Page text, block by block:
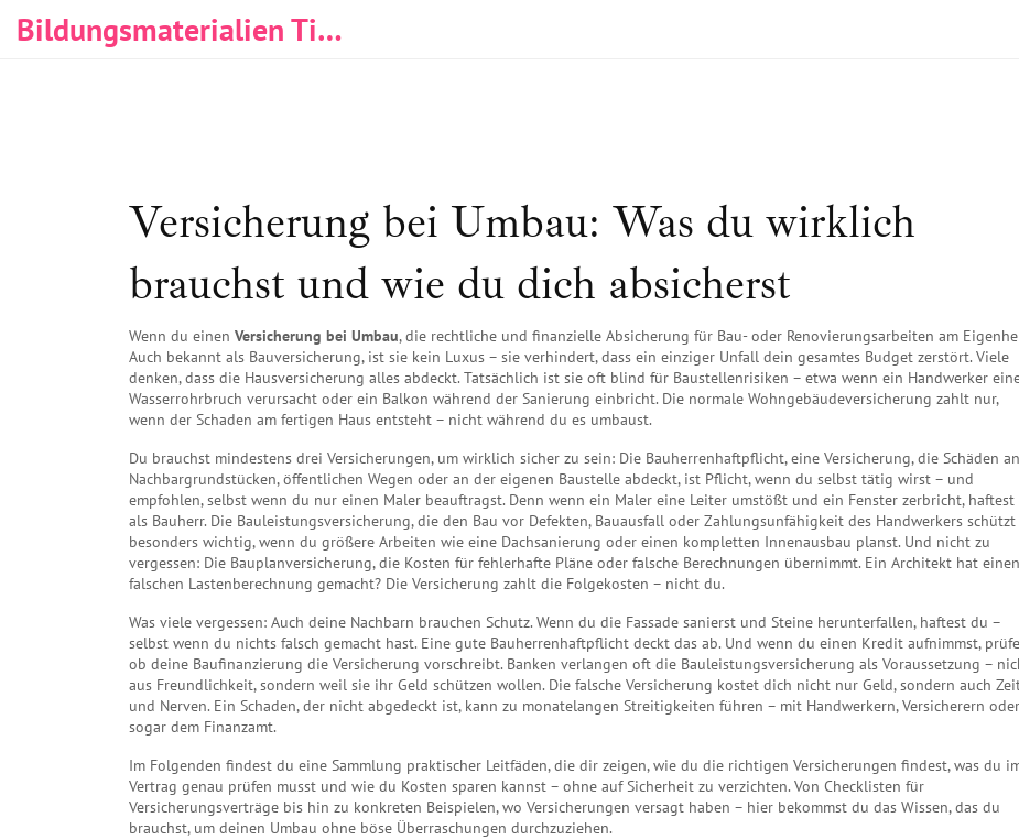
Bildungsmaterialien Tischlerei & Immobilien
Versicherung bei Umbau: Was du wirklich
brauchst und wie du dich absicherst
Wenn du einen Versicherung bei Umbau,die rechtliche und finanzielle Absicherung für Bau- oder Renovierungsarbeiten am
Auch bekannt als Bauversicherung, ist sie kein Luxus – sie verhindert, dass ein einziger Unfall dein gesamtes Budget zerstört. Viele
denken, dass die Hausversicherung alles abdeckt. Tatsächlich ist sie oft blind für Baustellenrisiken – etwa wenn ein Handwerker
Wasserrohrbruch verursacht oder ein Balkon während der Sanierung einbricht. Die normale Wohngebäudeversicherung zahlt nur,
wenn der Schaden am fertigen Haus entsteht – nicht während du es umbaust.
Du brauchst mindestens drei Versicherungen, um wirklich sicher zu sein: Die Bauherrenhaftpflicht,eine Versicherung, die Schäden an
Nachbargrundstücken, öffentlichen Wegen oder an der eigenen Baustelle abdeckt, ist Pflicht, wenn du selbst tätig wirst – und
empfohlen, selbst wenn du nur einen Maler beauftragst. Denn wenn ein Maler eine Leiter umstößt und ein Fenster zerbricht, haftest
als Bauherr. Die Bauleistungsversicherung,die den Bau vor Defekten, Bauausfall oder Zahlungsunfähigkeit des Handwerkers schützt
besonders wichtig, wenn du größere Arbeiten wie eine Dachsanierung oder einen kompletten Innenausbau planst. Und nicht zu
vergessen: Die Bauplanversicherung,die Kosten für fehlerhafte Pläne oder falsche Berechnungen übernimmt. Ein Architekt hat einen
falschen Lastenberechnung gemacht? Die Versicherung zahlt die Folgekosten – nicht du.
Was viele vergessen: Auch deine Nachbarn brauchen Schutz. Wenn du die Fassade sanierst und Steine herunterfallen, haftest du –
selbst wenn du nichts falsch gemacht hast. Eine gute Bauherrenhaftpflicht deckt das ab. Und wenn du einen Kredit aufnimmst,
ob deine Baufinanzierung die Versicherung vorschreibt. Banken verlangen oft die Bauleistungsversicherung als Voraussetzung –
aus Freundlichkeit, sondern weil sie ihr Geld schützen wollen. Die falsche Versicherung kostet dich nicht nur Geld, sondern auch
und Nerven. Ein Schaden, der nicht abgedeckt ist, kann zu monatelangen Streitigkeiten führen – mit Handwerkern, Versicherern oder
sogar dem Finanzamt.
Im Folgenden findest du eine Sammlung praktischer Leitfäden, die dir zeigen, wie du die richtigen Versicherungen findest, was du
Vertrag genau prüfen musst und wie du Kosten sparen kannst – ohne auf Sicherheit zu verzichten. Von Checklisten für
Versicherungsverträge bis hin zu konkreten Beispielen, wo Versicherungen versagt haben – hier bekommst du das Wissen, das du
brauchst, um deinen Umbau ohne böse Überraschungen durchzuziehen.